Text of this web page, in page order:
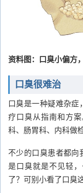
资料图：口臭小偏方
口臭很难治
口臭是一种疑难杂
疗口臭从指南和方
科、肠胃科、内科做
不少的口臭患者都向
是口臭就是不见轻
了？可别小看了口臭